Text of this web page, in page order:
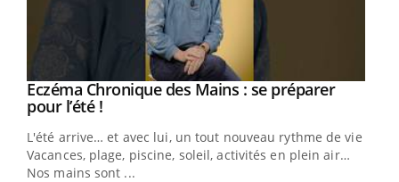
Youtube
Eczéma Chronique des Mains : se préparer
pour l’été !Youtube
L'été arrive… et avec lui, un tout nouveau rythme de vie !
Vacances, plage, piscine, soleil, activités en plein air…
Nos mains sont ...